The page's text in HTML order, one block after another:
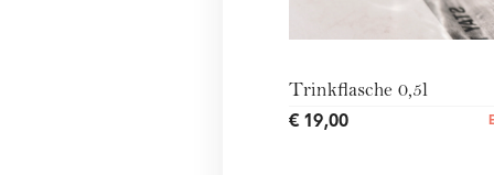
Trinkflasche 0,5l
€ 19,00